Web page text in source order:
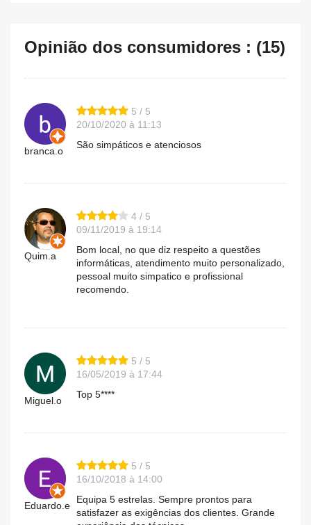
Opinião dos consumidores : (15)
branca.o
5 / 5
20/10/2020 à 11:13
São simpáticos e atenciosos
Quim.a
4 / 5
09/11/2019 à 19:14
Bom local, no que diz respeito a questões
informáticas, atendimento muito personalizado,
pessoal muito simpatico e profissional
recomendo.
Miguel.o
5 / 5
16/05/2019 à 17:44
Top 5****
Eduardo.e
5 / 5
16/10/2018 à 14:00
Equipa 5 estrelas. Sempre prontos para
satisfazer as exigências dos clientes. Grande